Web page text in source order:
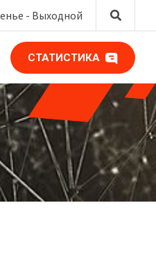
- Выходной
СТАТИСТИКА